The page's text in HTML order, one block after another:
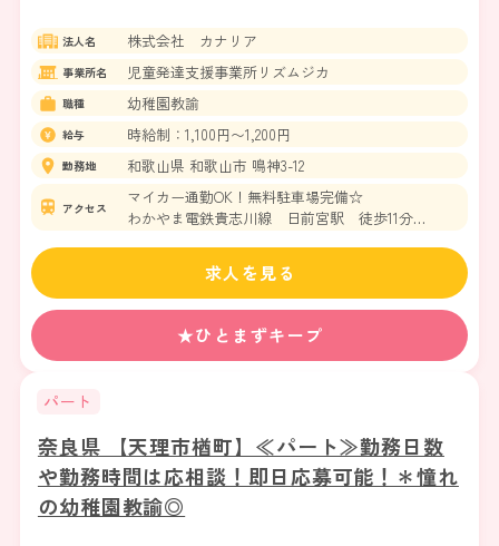
法人名 株式会社 カナリア
事業所名 児童発達支援事業所リズムジカ
職種 幼稚園教諭
給与 時給制：1,100円〜1,200円
勤務地 和歌山県 和歌山市 鳴神3-12
アクセス
マイカー通勤OK！無料駐車場完備☆
わかやま電鉄貴志川線 日前宮駅 徒歩11分
★ひとまずキープ
求人を見る
パート
奈良県 【天理市楢町】≪パート≫勤務日数
や勤務時間は応相談！即日応募可能！＊憧れ
の幼稚園教諭◎